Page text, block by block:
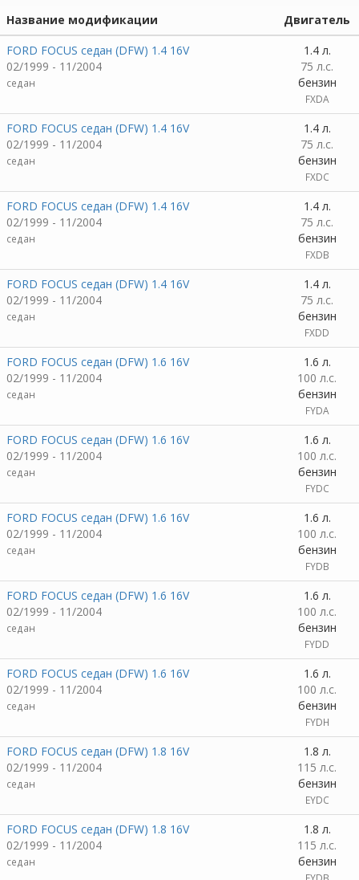
Название модификации
Двигатель
FORD FOCUS седан (DFW) 1.4 16V
02/1999 - 11/2004
седан
1.4 л.
75 л.с.
бензин
FXDA
FORD FOCUS седан (DFW) 1.4 16V
02/1999 - 11/2004
седан
1.4 л.
75 л.с.
бензин
FXDC
FORD FOCUS седан (DFW) 1.4 16V
02/1999 - 11/2004
седан
1.4 л.
75 л.с.
бензин
FXDB
FORD FOCUS седан (DFW) 1.4 16V
02/1999 - 11/2004
седан
1.4 л.
75 л.с.
бензин
FXDD
FORD FOCUS седан (DFW) 1.6 16V
02/1999 - 11/2004
седан
1.6 л.
100 л.с.
бензин
FYDA
FORD FOCUS седан (DFW) 1.6 16V
02/1999 - 11/2004
седан
1.6 л.
100 л.с.
бензин
FYDC
FORD FOCUS седан (DFW) 1.6 16V
02/1999 - 11/2004
седан
1.6 л.
100 л.с.
бензин
FYDB
FORD FOCUS седан (DFW) 1.6 16V
02/1999 - 11/2004
седан
1.6 л.
100 л.с.
бензин
FYDD
FORD FOCUS седан (DFW) 1.6 16V
02/1999 - 11/2004
седан
1.6 л.
100 л.с.
бензин
FYDH
FORD FOCUS седан (DFW) 1.8 16V
02/1999 - 11/2004
седан
1.8 л.
115 л.с.
бензин
EYDC
FORD FOCUS седан (DFW) 1.8 16V
02/1999 - 11/2004
седан
1.8 л.
115 л.с.
бензин